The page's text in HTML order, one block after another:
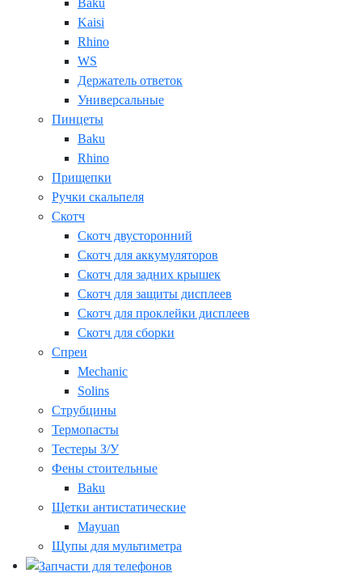
Baku
Kaisi
Rhino
WS
Держатель ответок
Универсальные
Пинцеты
Baku
Rhino
Прищепки
Ручки скальпеля
Скотч
Скотч двусторонний
Скотч для аккумуляторов
Скотч для задних крышек
Скотч для защиты дисплеев
Скотч для проклейки дисплеев
Скотч для сборки
Спреи
Mechanic
Solins
Струбцины
Термопасты
Тестеры З/У
Фены стоительные
Baku
Щетки антистатические
Mayuan
Щупы для мультиметра